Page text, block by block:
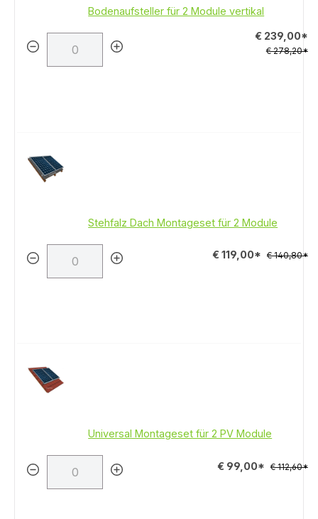
Bodenaufsteller für 2 Module vertikal
€ 239,00*
€ 278,20*
Stehfalz Dach Montageset für 2 Module
€ 119,00* € 140,80*
Universal Montageset für 2 PV Module
€ 99,00* € 112,60*